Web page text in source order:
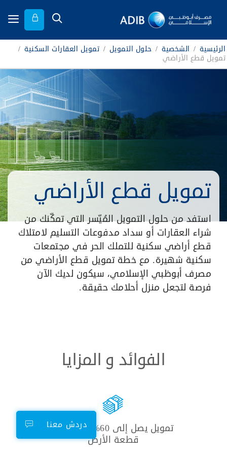
الرئيسية / الشخصية / حلول التمويل / تمويل العقارات السكنية /
تمويل قطع الأراضي
تمويل قطع الأراضي
استفد من حلول التمويل المُيّسر التي تمكّنك من
شراء العقارات أو سداد مدفوعات التسليم لامتلاك
قطع أراضي سكنية للتملك الحر في مجتمعات
سكنية شهيرة. مع خطة تمويل قطع الأراضي من
مصرف أبوظبي الإسلامي، سيكون لديك الآن
فرصة لتجعل منزل أحلامك حقيقة.
الفوائد و المزايا
تمويل يصل إلى 60% من قيمة
قطعة الأرض
دردش معنا